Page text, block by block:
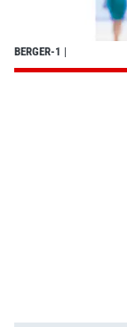
BERGER-1 |